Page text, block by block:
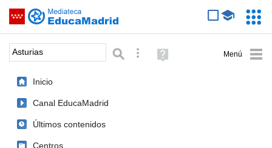
Saltar navegación
Palabra o frase: Búsqueda avanzada
Ayuda
(en
Inicio
Canal EducaMadrid
Últimos contenidos
Centros